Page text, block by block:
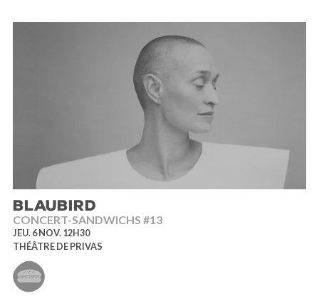
BLAUBIRD
CONCERT-SANDWICHS #13
JEU. 6 NOV. 12H30
THÉÂTRE DE PRIVAS